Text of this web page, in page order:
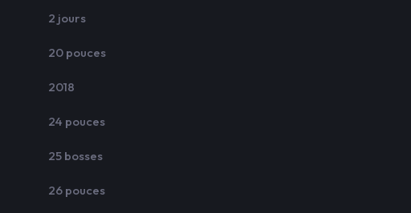
2 jours
20 pouces
2018
24 pouces
25 bosses
26 pouces